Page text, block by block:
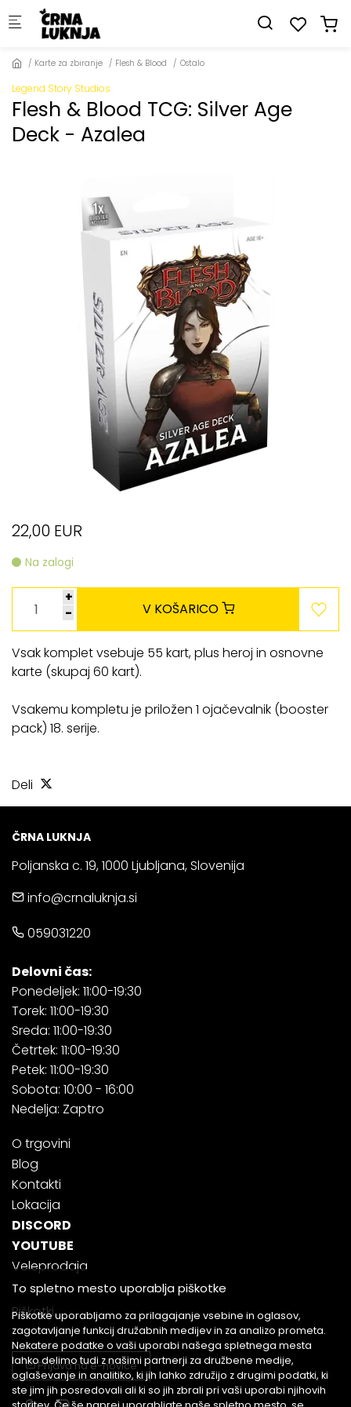
Skip to main content
Karte za zbiranje Flesh & Blood Ostalo
Legend Story Studios
Flesh & Blood TCG: Silver Age
Deck - Azalea
22,00 EUR
Na zalogi
+
-
V KOŠARICO
Vsak komplet vsebuje 55 kart, plus heroj in osnovne
karte (skupaj 60 kart).
Vsakemu kompletu je priložen 1 ojačevalnik (booster
pack) 18. serije.
Deli
ČRNA LUKNJA
Poljanska c. 19, 1000 Ljubljana, Slovenija
info@crnaluknja.si
059031220
Delovni čas:
Ponedeljek: 11:00-19:30
Torek: 11:00-19:30
Sreda: 11:00-19:30
Četrtek: 11:00-19:30
Petek: 11:00-19:30
Sobota: 10:00 - 16:00
Nedelja: Zaptro
O trgovini
Blog
Kontakti
Lokacija
DISCORD
YOUTUBE
Veleprodaja
Piškotki
Prijava na e-novice
To spletno mesto uporablja piškotke
Piškotke uporabljamo za prilagajanje vsebine in oglasov,
zagotavljanje funkcij družabnih medijev in za analizo prometa.
Nekatere podatke o vaši uporabi našega spletnega mesta
lahko delimo tudi z našimi partnerji za družbene medije,
oglaševanje in analitiko, ki jih lahko združijo z drugimi podatki, ki
ste jim jih posredovali ali ki so jih zbrali pri vaši uporabi njihovih